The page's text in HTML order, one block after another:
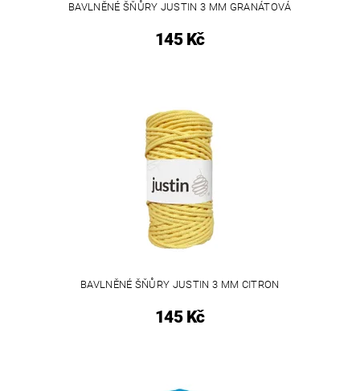
BAVLNĚNÉ ŠŇŮRY JUSTIN 3 MM GRANÁTOVÁ
145 Kč
BAVLNĚNÉ ŠŇŮRY JUSTIN 3 MM CITRON
145 Kč